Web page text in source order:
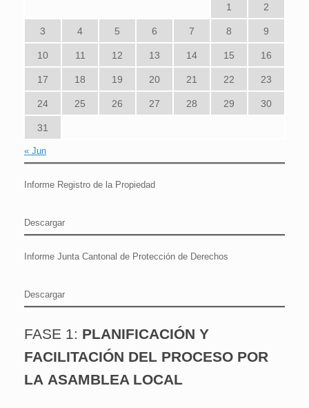
1 2
3 4 5 6 7 8 9
10 11 12 13 14 15 16
17 18 19 20 21 22 23
24 25 26 27 28 29 30
31
« Jun
Informe Registro de la Propiedad
Descargar
Informe Junta Cantonal de Protección de Derechos
Descargar
FASE 1: PLANIFICACIÓN Y
FACILITACIÓN DEL PROCESO POR
LA ASAMBLEA LOCAL